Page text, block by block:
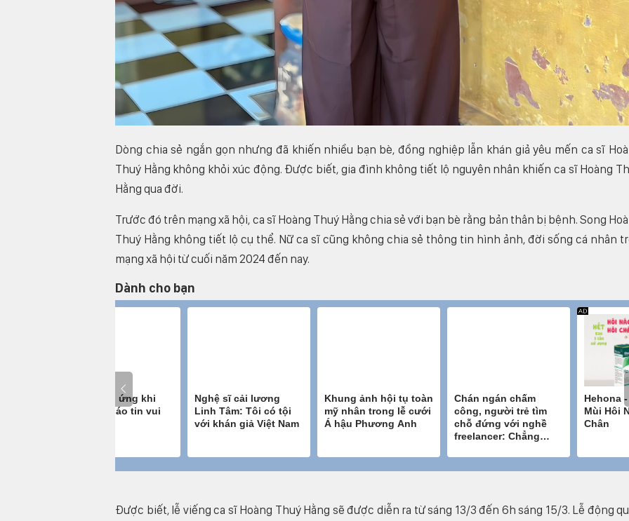
Dòng chia sẻ ngắn gọn nhưng đã khiến nhiều bạn bè, đồng nghiệp lẫn khán giả yêu mến ca sĩ
Thuý Hằng không khỏi xúc động. Được biết, gia đình không tiết lộ nguyên nhân khiến ca sĩ Hoàng
Hằng qua đời.
Trước đó trên mạng xã hội, ca sĩ Hoàng Thuý Hằng chia sẻ với bạn bè rằng bản thân bị bệnh. Song
Thuý Hằng không tiết lộ cụ thể. Nữ ca sĩ cũng không chia sẻ thông tin hình ảnh, đời sống cá nhân
mạng xã hội từ cuối năm 2024 đến nay.
Dành cho bạn
Được biết, lễ viếng ca sĩ Hoàng Thuý Hằng sẽ được diễn ra từ sáng 13/3 đến 6h sáng 15/3. Lễ động